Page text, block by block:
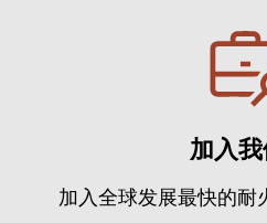
加入
加入全球发展最快的耐